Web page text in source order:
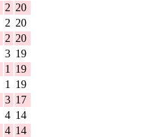
2 20
2 20
2 20
3 19
1
19
1
19
3 17
4 14
4 14